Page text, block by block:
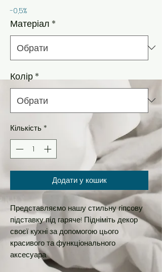
-0,5%
Матеріал *
Колір *
Кількість *
Додати у кошик
Представляємо нашу стильну гіпсову
підставку під гаряче! Підніміть декор
своєї кухні за допомогою цього
красивого та функціонального
аксесуара.